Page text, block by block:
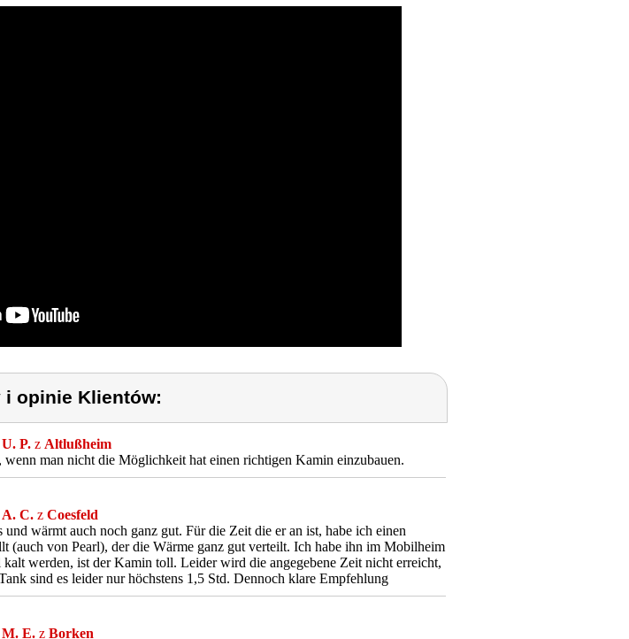
i opinie Klientów:
U. P. z Altlußheim
wenn man nicht die Möglichkeit hat einen richtigen Kamin einzubauen.
A. C. z Coesfeld
und wärmt auch noch ganz gut. Für die Zeit die er an ist, habe ich einen
(auch von Pearl), der die Wärme ganz gut verteilt. Ich habe ihn im Mobilheim
kalt werden, ist der Kamin toll. Leider wird die angegebene Zeit nicht erreicht,
sind es leider nur höchstens 1,5 Std. Dennoch klare Empfehlung
M. E. z Borken